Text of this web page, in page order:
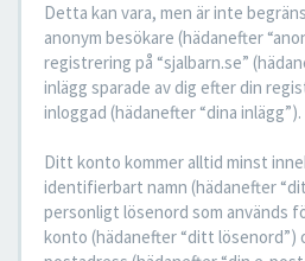
Detta kan vara, men är inte
anonym besökare (hädanefter
registrering på “sjalbarn.se”
inlägg sparade av dig efter din
inloggad (hädanefter “dina inlägg”).
Ditt konto kommer alltid minst
identifierbart namn (hädanefter
personligt lösenord som används
konto (hädanefter “ditt lösenord”)